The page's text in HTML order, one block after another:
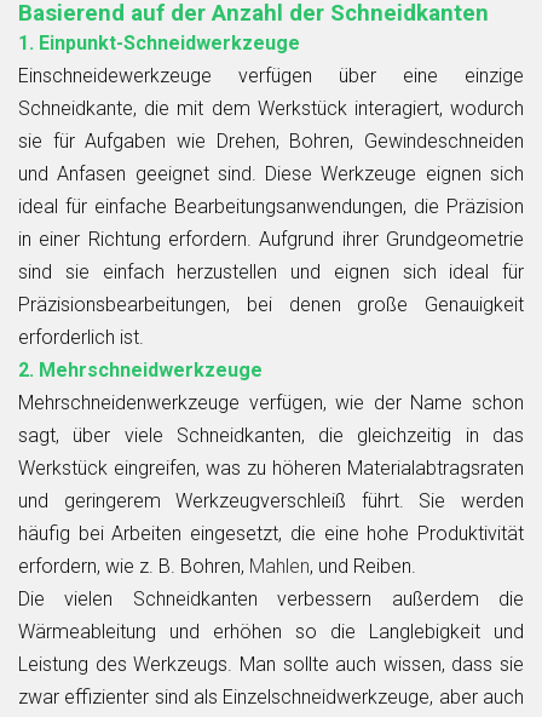
Basierend auf der Anzahl der Schneidkanten
1. Einpunkt-Schneidwerkzeuge
Einschneidewerkzeuge verfügen über eine einzige
Schneidkante, die mit dem Werkstück interagiert, wodurch
sie für Aufgaben wie Drehen, Bohren, Gewindeschneiden
und Anfasen geeignet sind. Diese Werkzeuge eignen sich
ideal für einfache Bearbeitungsanwendungen, die Präzision
in einer Richtung erfordern. Aufgrund ihrer Grundgeometrie
sind sie einfach herzustellen und eignen sich ideal für
Präzisionsbearbeitungen, bei denen große Genauigkeit
erforderlich ist.
2. Mehrschneidwerkzeuge
Mehrschneidenwerkzeuge verfügen, wie der Name schon
sagt, über viele Schneidkanten, die gleichzeitig in das
Werkstück eingreifen, was zu höheren Materialabtragsraten
und geringerem Werkzeugverschleiß führt. Sie werden
häufig bei Arbeiten eingesetzt, die eine hohe Produktivität
erfordern, wie z. B. Bohren, Mahlen, und Reiben.
Die vielen Schneidkanten verbessern außerdem die
Wärmeableitung und erhöhen so die Langlebigkeit und
Leistung des Werkzeugs. Man sollte auch wissen, dass sie
zwar effizienter sind als Einzelschneidwerkzeuge, aber auch